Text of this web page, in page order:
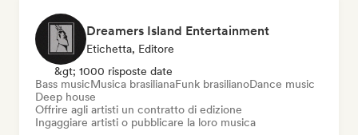
Dreamers Island Entertainment
Etichetta, Editore
&gt; 1000 risposte date
Bass musicMusica brasilianaFunk brasilianoDance music
Deep house
Offrire agli artisti un contratto di edizione
Ingaggiare artisti o pubblicare la loro musica